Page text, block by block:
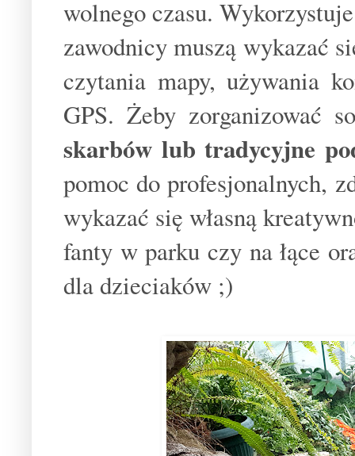
wolnego czasu.
zawodnicy muszą wykazać
czytania mapy, używania
GPS. Żeby zorganizować
skarbów lub tradycyjne
pomoc do profesjonalnych,
wykazać się własną
fanty w parku czy na łące
dla dzieciaków ;)